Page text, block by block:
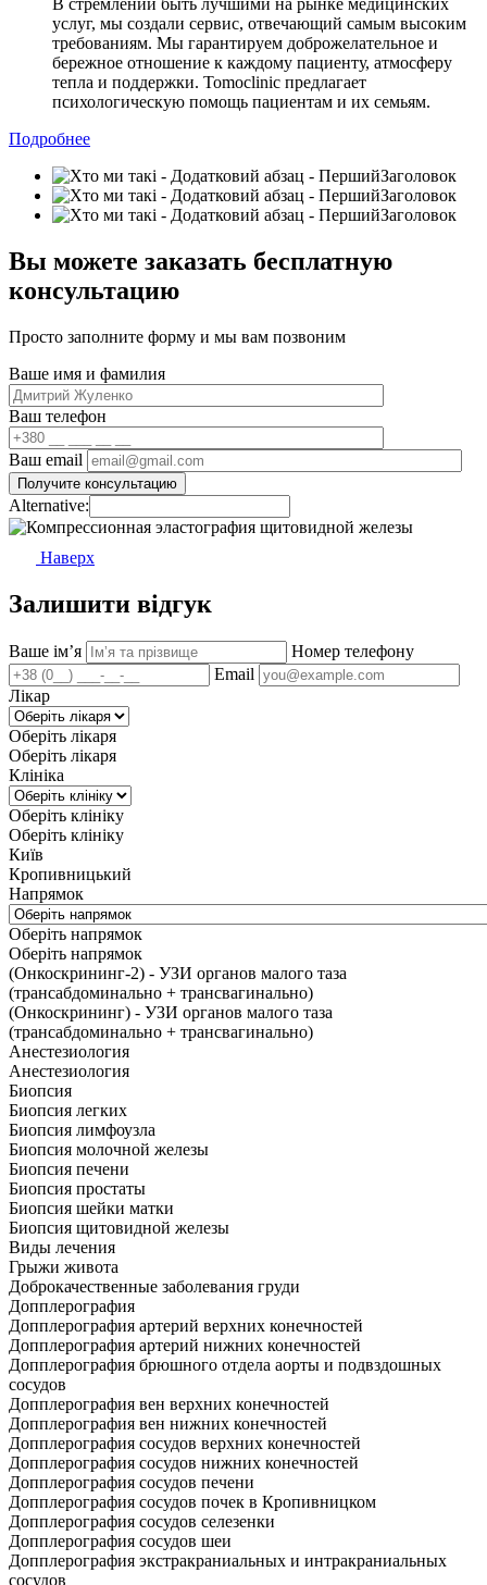
услуг, мы создали сервис, отвечающий самым высоким
требованиям. Мы гарантируем доброжелательное и
бережное отношение к каждому пациенту, атмосферу
тепла и поддержки. Tomoclinic предлагает
психологическую помощь пациентам и их семьям.
Подробнее
Вы можете заказать бесплатную
консультацию
Просто заполните форму и мы вам позвоним
Ваше имя и фамилия
Ваш телефон
Ваш email
Alternative:
Наверх
Залишити відгук
Ваше імʼя
Номер телефону
Email
Лікар
Оберіть лікаря
Оберіть лікаря
Клініка
Оберіть клініку
Оберіть клініку
Київ
Кропивницький
Напрямок
Оберіть напрямок
Оберіть напрямок
(Онкоскрининг-2) - УЗИ органов малого таза
(трансабдоминально + трансвагинально)
(Онкоскрининг) - УЗИ органов малого таза
(трансабдоминально + трансвагинально)
Анестезиология
Анестезиология
Биопсия
Биопсия легких
Биопсия лимфоузла
Биопсия молочной железы
Биопсия печени
Биопсия простаты
Биопсия шейки матки
Биопсия щитовидной железы
Виды лечения
Грыжи живота
Доброкачественные заболевания груди
Допплерография
Допплерография артерий верхних конечностей
Допплерография артерий нижних конечностей
Допплерография брюшного отдела аорты и подвздошных
сосудов
Допплерография вен верхних конечностей
Допплерография вен нижних конечностей
Допплерография сосудов верхних конечностей
Допплерография сосудов нижних конечностей
Допплерография сосудов печени
Допплерография сосудов почек в Кропивницком
Допплерография сосудов селезенки
Допплерография сосудов шеи
Допплерография экстракраниальных и интракраниальных
сосудов